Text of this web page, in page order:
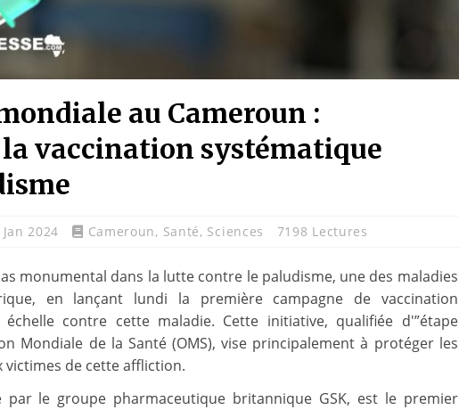
au Cameroun :
vaccination systématique
2024 Cameroun, Santé, Sciences 7198 Lectures
monumental dans la lutte contre le paludisme, une des maladies
en lançant lundi la première campagne de vaccination
contre cette maladie. Cette initiative, qualifiée d'”étape
Mondiale de la Santé (OMS), vise principalement à protéger les
de cette affliction.
par le groupe pharmaceutique britannique GSK, est le premier